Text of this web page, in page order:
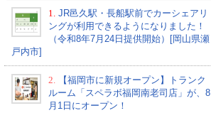
1.
JR邑久駅・長船駅前でカーシェアリ
ングが利用できるようになりました！
（令和8年7月24日提供開始）[岡山県瀬
戸内市]
2.
【福岡市に新規オープン】トランク
ルーム「スペラボ福岡南老司店」が、8
月1日にオープン！